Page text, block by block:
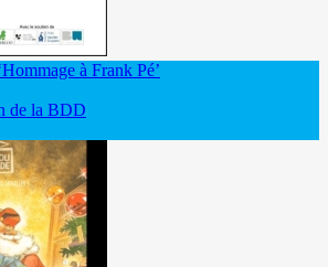
à Frank Pé’
de la BDD